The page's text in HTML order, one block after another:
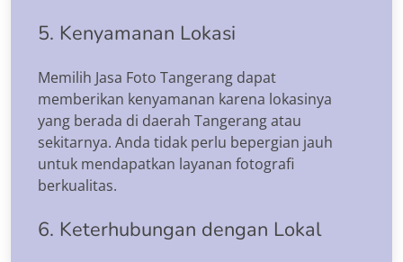
5. Kenyamanan Lokasi
Memilih Jasa Foto Tangerang dapat
memberikan kenyamanan karena lokasinya
yang berada di daerah Tangerang atau
sekitarnya. Anda tidak perlu bepergian jauh
untuk mendapatkan layanan fotografi
berkualitas.
6. Keterhubungan dengan Lokal